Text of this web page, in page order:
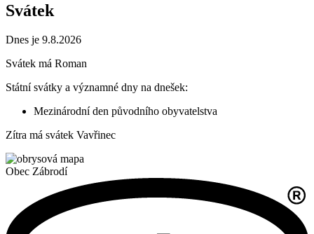
Svátek
Dnes je 9.8.2026
Svátek má Roman
Státní svátky a významné dny na dnešek:
Mezinárodní den původního obyvatelstva
Zítra má svátek Vavřinec
Obec Zábrodí